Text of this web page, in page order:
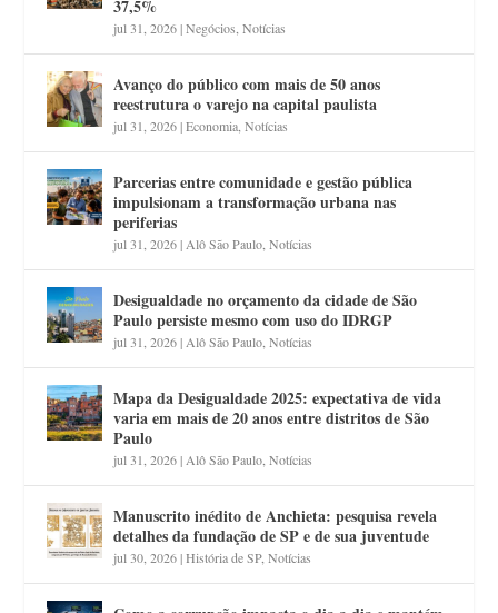
37,5%
jul 31, 2026|Negócios ,Notícias
Avanço do público com mais de 50 anos
reestrutura o varejo na capital paulista
jul 31, 2026|Economia ,Notícias
Parcerias entre comunidade e gestão pública
impulsionam a transformação urbana nas
periferias
jul 31, 2026| Alô São Paulo ,Notícias
Desigualdade no orçamento da cidade de São
Paulo persiste mesmo com uso do IDRGP
jul 31, 2026| Alô São Paulo ,Notícias
Mapa da Desigualdade 2025: expectativa de vida
varia em mais de 20 anos entre distritos de São
Paulo
jul 31, 2026| Alô São Paulo ,Notícias
Manuscrito inédito de Anchieta: pesquisa revela
detalhes da fundação de SP e de sua juventude
jul 30, 2026|História de SP,Notícias